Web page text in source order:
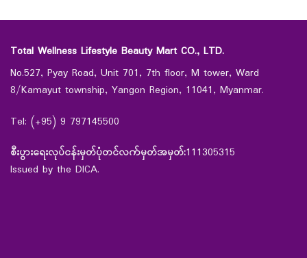
Total Wellness Lifestyle Beauty Mart CO., LTD.
No.527, Pyay Road, Unit 701, 7th floor, M tower, Ward
8/Kamayut township, Yangon Region, 11041, Myanmar.
Tel: (+95) 9 797145500
စီးပွားရေးလုပ်ငန်းမှတ်ပုံတင်လက်မှတ်အမှတ်:111305315
Issued by the DICA.